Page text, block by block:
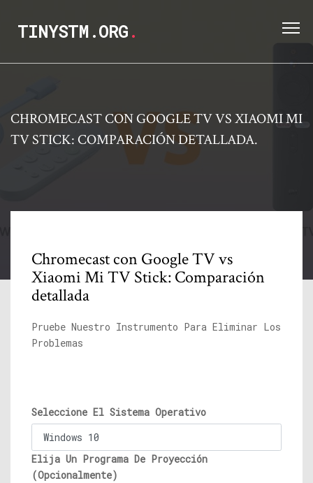
TINYSTM.ORG.
CHROMECAST CON GOOGLE TV VS XIAOMI MI
TV STICK: COMPARACIÓN DETALLADA.
Chromecast con Google TV vs
Xiaomi Mi TV Stick: Comparación
detallada
Pruebe Nuestro Instrumento Para Eliminar Los
Problemas
Seleccione El Sistema Operativo
Elija Un Programa De Proyección
(Opcionalmente)